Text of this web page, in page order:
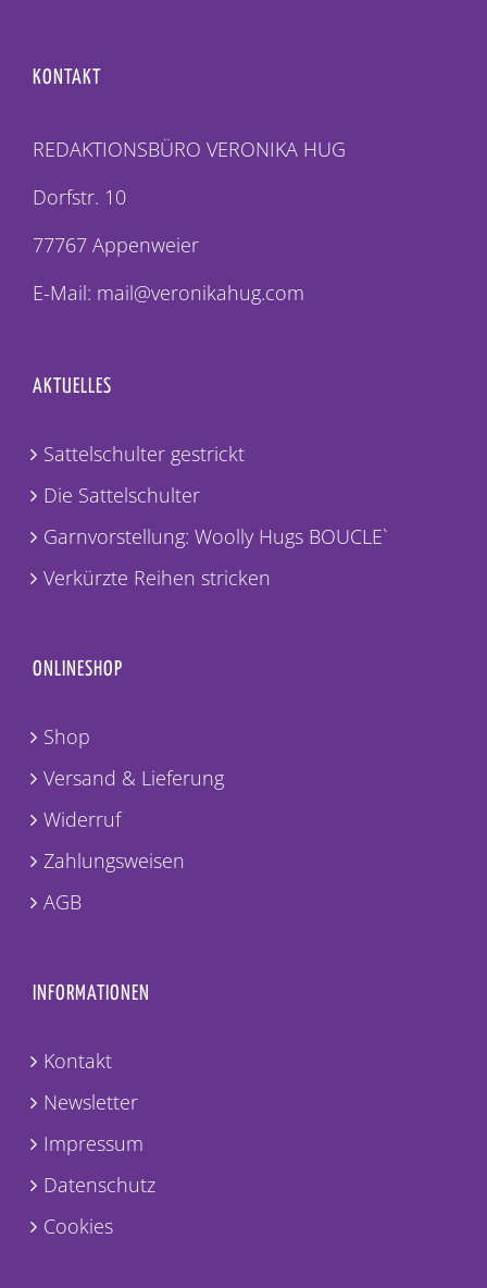
KONTAKT
REDAKTIONSBÜRO VERONIKA HUG
Dorfstr. 10
77767 Appenweier
E-Mail: mail@veronikahug.com
AKTUELLES
Sattelschulter gestrickt
Die Sattelschulter
Garnvorstellung: Woolly Hugs BOUCLE`
Verkürzte Reihen stricken
ONLINESHOP
Shop
Versand & Lieferung
Widerruf
Zahlungsweisen
AGB
INFORMATIONEN
Kontakt
Newsletter
Impressum
Datenschutz
Cookies